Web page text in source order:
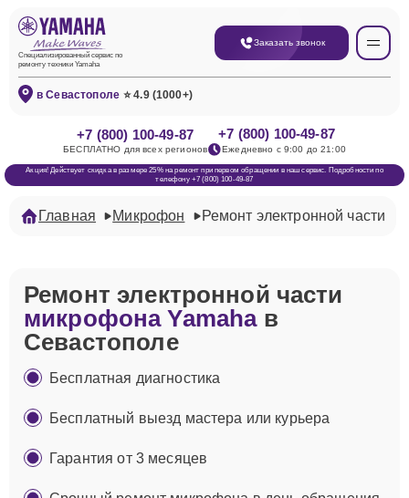
Специализированный сервис по
ремонту техники Yamaha
Заказать звонок
в Севастополе ⭐ 4.9 (1000+)
+7 (800) 100-49-87
БЕСПЛАТНО для всех регионов
+7 (800) 100-49-87
Ежедневно с 9:00 до 21:00
Акция! Действует скидка в размере 25% на ремонт при первом обращении в наш сервис. Подробности по
телефону +7 (800) 100-49-87
Главная Микрофон Ремонт электронной части
Ремонт электронной части
микрофона Yamahaв
Севастополе
Бесплатная диагностика
Бесплатный выезд мастера или курьера
Гарантия от 3 месяцев